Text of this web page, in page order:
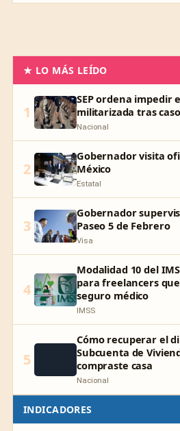
★ LO MÁS LEÍDO
1
SEP ordena impedir
militarizada tras
Nacional
2
Gobernador visita
México
Estatal
3
Gobernador
Paseo 5 de Febrero
Visa
4
Modalidad 10 del
para freelancers
seguro médico
IMSS
5
Cómo recuperar el
Subcuenta de
compraste casa
Nacional
INDICADORES